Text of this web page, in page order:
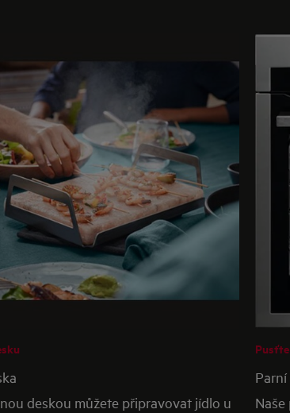
deskou můžete připravovat jídlo u